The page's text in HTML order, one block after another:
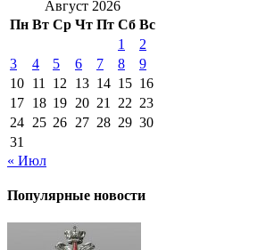
Август 2026
Пн Вт Ср Чт Пт Сб Вс
1
2
3
4 5 6 7 8
9
10 11 12 13 14 15 16
17 18 19 20 21 22 23
24 25 26 27 28 29 30
31
« Июл
Популярные новости